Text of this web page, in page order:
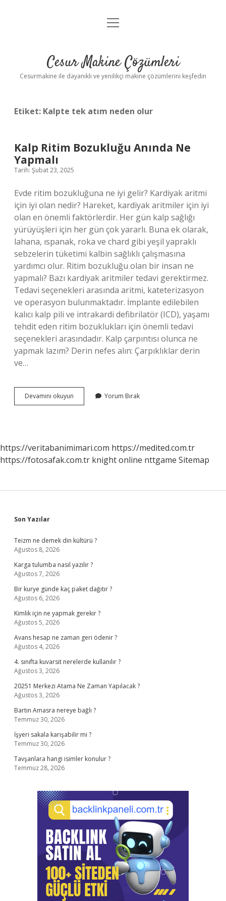
Anasayfa
Yasal Uyarı
menüyü
Cesur Makine Çözümleri
Cesurmakine ile dayanıklı ve yenilikçi makine çözümlerini keşfedin
Etiket: Kalpte tek atım neden olur
Kalp Ritim Bozukluğu Anında Ne
Yapmalı
Tarih: Şubat 23, 2025
Evde ritim bozukluğuna ne iyi gelir? Kardiyak aritmi
için iyi olan nedir? Hareket, kardiyak aritmiler için iyi
olan en önemli faktörlerdir. Her gün kalp sağlığı
yürüyüşleri için her gün çok yararlı. Buna ek olarak,
lahana, ıspanak, roka ve chard gibi yeşil yapraklı
sebzelerin tüketimi kalbin sağlıklı çalışmasına
yardımcı olur. Ritim bozukluğu olan bir insan ne
yapmalı? Bazı kardiyak aritmiler tedavi gerektirmez.
Tedavi seçenekleri arasında aritmi, kateterizasyon
ve operasyon bulunmaktadır. İmplante edilebilen
kalıcı kalp pili ve intrakardi defibrilatör (ICD), yaşamı
tehdit eden ritim bozuklukları için önemli tedavi
seçenekleri arasındadır. Kalp çarpıntısı olunca ne
yapmak lazım? Derin nefes alın: Çarpıklıklar derin
ve…
Devamını okuyun
Ritim
Yorum Bırak
https://veritabanimimari.com https://medited.com.tr
https://fotosafak.com.tr knight online nttgame Sitemap
Sidebar
Son Yazılar
Teizm ne demek din kültürü ?
Ağustos 8, 2026
Karga tulumba nasıl yazılır ?
Ağustos 7, 2026
Bir kurye günde kaç paket dağıtır ?
Ağustos 6, 2026
Kimlik için ne yapmak gerekir ?
Ağustos 5, 2026
Avans hesap ne zaman geri ödenir ?
Ağustos 4, 2026
4. sınıfta kuvarsit nerelerde kullanılır ?
Ağustos 3, 2026
20251 Merkezi Atama Ne Zaman Yapılacak ?
Ağustos 3, 2026
Bartın Amasra nereye bağlı ?
Temmuz 30, 2026
İşyeri sakala karışabilir mi ?
Temmuz 30, 2026
Tavşanlara hangi isimler konulur ?
Temmuz 28, 2026